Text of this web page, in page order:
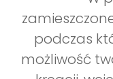
podczas
możliwość